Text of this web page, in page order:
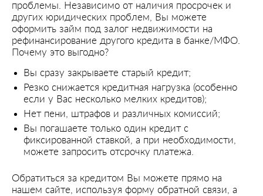
проблемы. Независимо от наличия просрочек и
других юридических проблем, Вы можете
оформить займ под залог недвижимости на
рефинансирование другого кредита в банке/МФО.
Почему это выгодно?
Вы сразу закрываете старый кредит;
Резко снижается кредитная нагрузка (особенно
если у Вас несколько мелких кредитов);
Нет пени, штрафов и различных комиссий;
Вы погашаете только один кредит с
фиксированной ставкой, а при необходимости,
можете запросить отсрочку платежа.
Обратиться за кредитом Вы можете прямо на
нашем сайте, используя форму обратной связи, а